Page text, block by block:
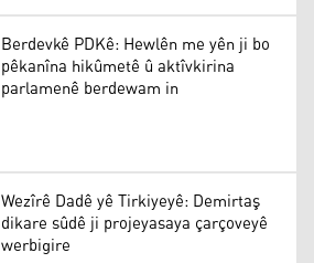
Berdevkê PDKê: Hewlên me yên ji bo
pêkanîna hikûmetê û aktîvkirina
parlamenê berdewam in
Wezîrê Dadê yê Tirkiyeyê: Demirtaş
dikare sûdê ji projeyasaya çarçoveyê
werbigire